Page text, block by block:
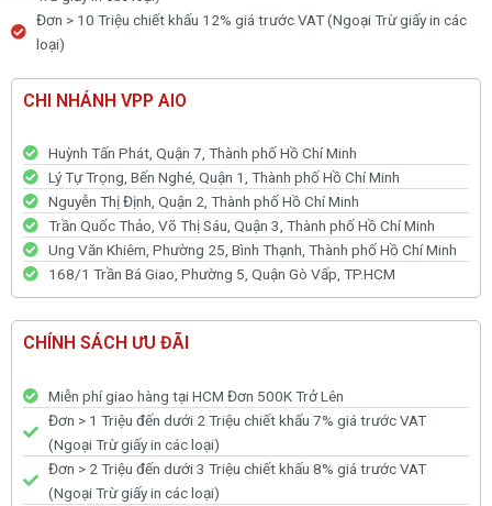
Đơn > 10 Triệu chiết khấu 12% giá trước VAT (Ngoại Trừ giấy in các
loại)
CHI NHÁNH VPP AIO
Huỳnh Tấn Phát, Quận 7, Thành phố Hồ Chí Minh
Lý Tự Trọng, Bến Nghé, Quận 1, Thành phố Hồ Chí Minh
Nguyễn Thị Định, Quận 2, Thành phố Hồ Chí Minh
Trần Quốc Thảo, Võ Thị Sáu, Quận 3, Thành phố Hồ Chí Minh
Ung Văn Khiêm, Phường 25, Bình Thạnh, Thành phố Hồ Chí Minh
168/1 Trần Bá Giao, Phường 5, Quận Gò Vấp, TP.HCM
CHÍNH SÁCH ƯU ĐÃI
Miễn phí giao hàng tại HCM Đơn 500K Trở Lên
Đơn > 1 Triệu đến dưới 2 Triệu chiết khấu 7% giá trước VAT
(Ngoại Trừ giấy in các loại)
Đơn > 2 Triệu đến dưới 3 Triệu chiết khấu 8% giá trước VAT
(Ngoại Trừ giấy in các loại)